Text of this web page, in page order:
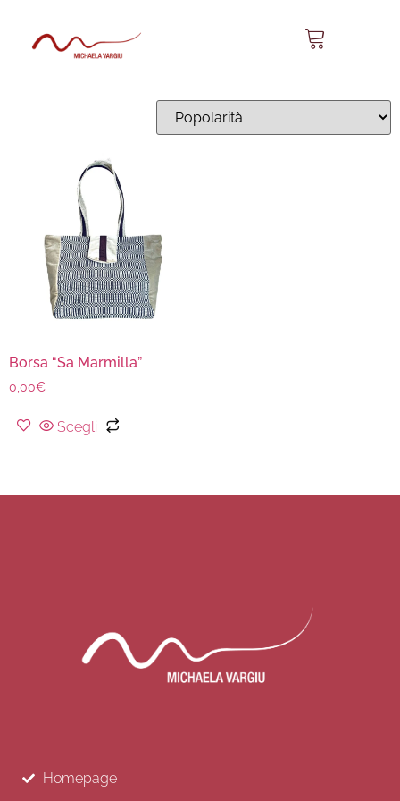
Sa Marmilla 07
Borsa “Sa Marmilla”
0,00€
Scegli
Homepage